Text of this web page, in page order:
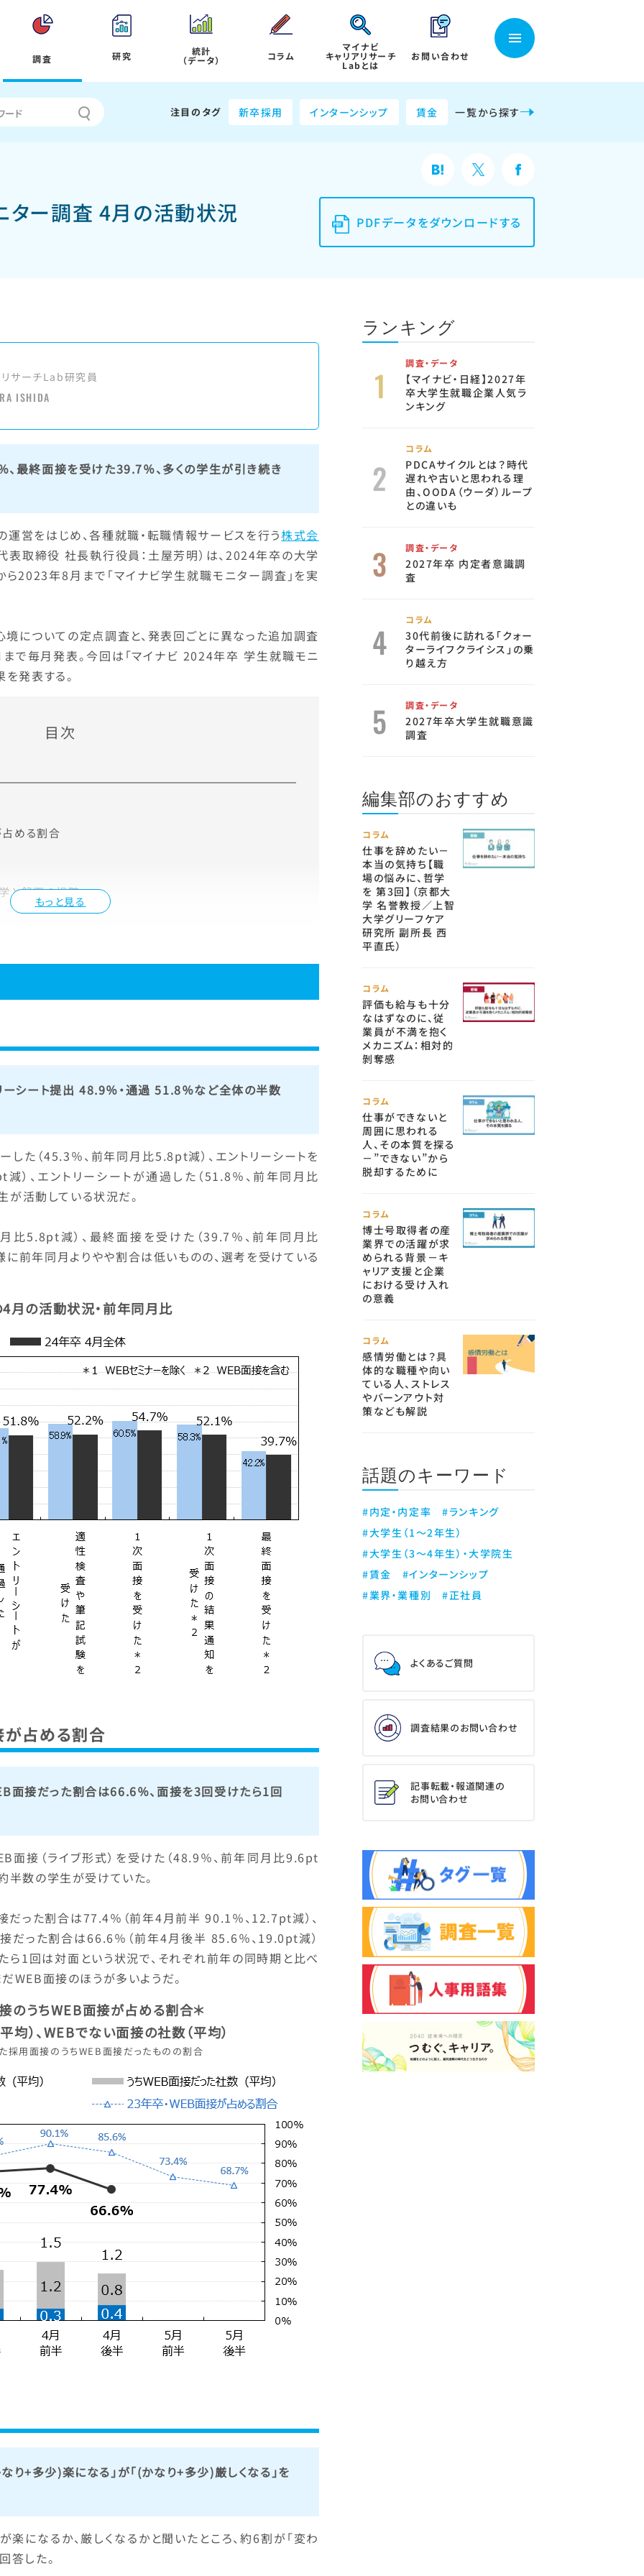
調査 研究 統計
（データ） コラム
マイナビ
キャリアリサーチ
Labとは
お問い合わせ
注目のタグ 新卒採用 インターンシップ 賃金 一覧から探す
ー調査 4月の活動状況 PDFデータをダウンロードする
リサーチLab研究員
ISHIDA
最終面接を受けた39.7％、多くの学生が引き続き
運営をはじめ、各種就職・転職情報サービスを行う株式会
表取締役 社長執行役員：土屋芳明）は、2024年卒の大学
2023年8月まで「マイナビ学生就職モニター調査」を実
についての定点調査と、発表回ごとに異なった追加調査
で毎月発表。今回は「マイナビ 2024年卒 学生就職モニ
発表する。
目次
もっと見る
める割合
と録画の視聴
ーシート提出 48.9％・通過 51.8％など全体の半数
した（45.3％、前年同月比5.8pt減）、エントリーシートを
）、エントリーシートが通過した（51.8％、前年同月比
活動している状況だ。
比5.8pt減）、最終面接を受けた（39.7％、前年同月比
前年同月よりやや割合は低いものの、選考を受けている
月の活動状況・前年同月比
占める割合
面接だった割合は66.6％、面接を3回受けたら1回
面接（ライブ形式）を受けた（48.9％、前年同月比9.6pt
半数の学生が受けていた。
った割合は77.4％（前年4月前半 90.1％、12.7pt減）、
だった割合は66.6％（前年4月後半 85.6％、19.0pt減）
ら1回は対面という状況で、それぞれ前年の同時期と比べ
WEB面接のほうが多いようだ。
のうちWEB面接が占める割合＊
均）、WEBでない面接の社数（平均）
採用面接のうちWEB面接だったものの割合
り+多少)楽になる」が「(かなり+多少)厳しくなる」を
になるか、厳しくなるかと聞いたところ、約6割が「変わ
答した。
ランキング
調査・データ
【マイナビ・日経】2027年
卒大学生就職企業人気ラ
ンキング
コラム
PDCAサイクルとは？時代
遅れや古いと思われる理
由、OODA（ウーダ）ループ
との違いも
調査・データ
2027年卒 内定者意識調
査
コラム
30代前後に訪れる「クォー
ターライフクライシス」の乗
り越え方
調査・データ
2027年卒大学生就職意識
調査
編集部のおすすめ
コラム
仕事を辞めたい－
本当の気持ち【職
場の悩みに、哲学
を 第3回】（京都大
学 名誉教授／上智
大学グリーフケア
研究所 副所長 西
平直氏）
コラム
評価も給与も十分
なはずなのに、従
業員が不満を抱く
メカニズム：相対的
剝奪感
コラム
仕事ができないと
周囲に思われる
人、その本質を探る
－”できない”から
脱却するために
コラム
博士号取得者の産
業界での活躍が求
められる背景－キ
ャリア支援と企業
における受け入れ
の意義
コラム
感情労働とは？具
体的な職種や向い
ている人、ストレス
やバーンアウト対
策なども解説
話題のキーワード
#内定・内定率
#ランキング
#大学生（1～2年生）
#大学生（3～4年生）・大学院生
#賃金
#インターンシップ
#業界・業種別
#正社員
よくあるご質問
調査結果のお問い合わせ
記事転載・報道関連の
お問い合わせ